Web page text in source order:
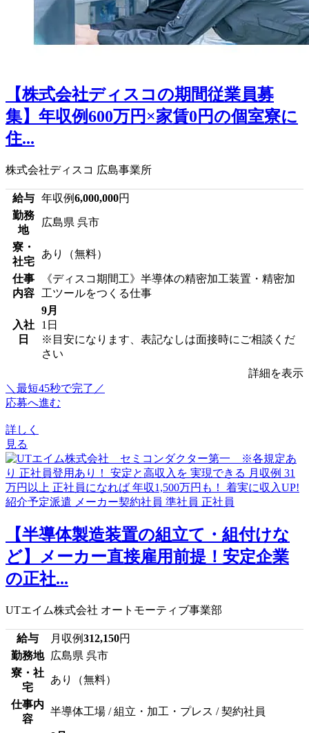
【株式会社ディスコの期間従業員募
集】年収例600万円×家賃0円の個室寮に
住...
株式会社ディスコ 広島事業所
給与 年収例6,000,000円
勤務
地
広島県 呉市
寮・
社宅
あり（無料）
仕事
内容
《ディスコ期間工》半導体の精密加工装置・精密加
工ツールをつくる仕事
入社
日
9月
1日
※目安になります、表記なしは面接時にご相談くだ
さい
詳細を表示
＼最短45秒で完了／
応募へ進む
詳しく
見る
【半導体製造装置の組立て・組付けな
ど】メーカー直接雇用前提！安定企業
の正社...
UTエイム株式会社 オートモーティブ事業部
給与 月収例312,150円
勤務地
広島県 呉市
寮・社
宅
あり（無料）
仕事内
容
半導体工場 / 組立・加工・プレス / 契約社員